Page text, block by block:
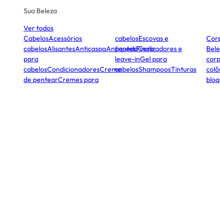
Sua Beleza
Ver todos
CabelosAcessórios
cabelosAlisantesAnticaspaAntiquedaCera
para
cabelosCondicionadoresCreme
de pentearCremes para
cabelosEscovas e
pentesFinalizadores e
leave-inGel para
cabelosShampoosTinturas